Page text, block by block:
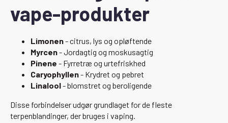
vape-produkter
Limonen- citrus, lys og opløftende
Myrcen- Jordagtig og moskusagtig
Pinene - Fyrretræ og urtefriskhed
Caryophyllen- Krydret og pebret
Linalool- blomstret og beroligende
Disse forbindelser udgør grundlaget for de fleste
terpenblandinger, der bruges i vaping.